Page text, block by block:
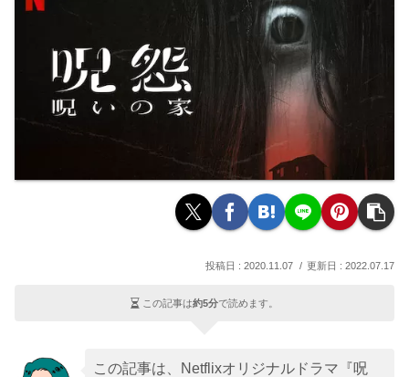
2020.11.07 2022.07.17
この記事は約5分で読めます。
この記事は、Netflixオリジナルドラマ『呪